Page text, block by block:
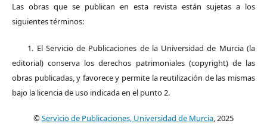
Las obras que se publican en esta revista están sujetas a los
siguientes términos:
1. El Servicio de Publicaciones de la Universidad de Murcia (la
editorial) conserva los derechos patrimoniales (copyright) de las
obras publicadas, y favorece y permite la reutilización de las mismas
bajo la licencia de uso indicada en el punto 2.
©Servicio de Publicaciones, Universidad de Murcia, 2025